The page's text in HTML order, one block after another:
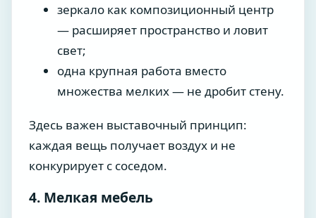
зеркало как композиционный центр
— расширяет пространство и ловит
свет;
одна крупная работа вместо
множества мелких — не дробит стену.
Здесь важен выставочный принцип:
каждая вещь получает воздух и не
конкурирует с соседом.
4. Мелкая мебель